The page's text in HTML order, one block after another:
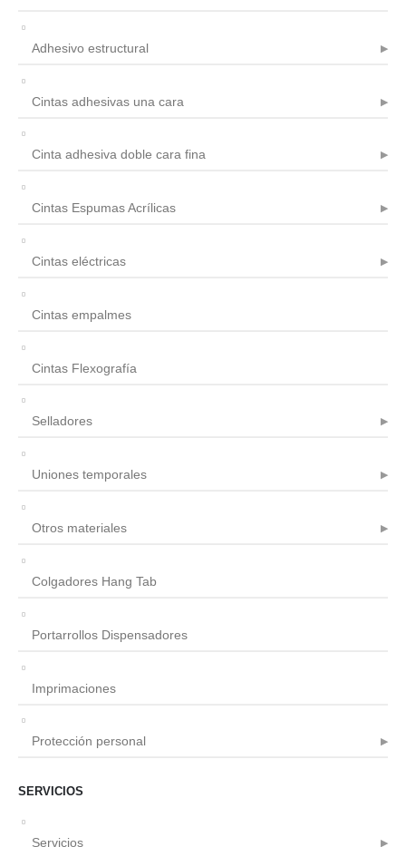
Adhesivo estructural
Cintas adhesivas una cara
Cinta adhesiva doble cara fina
Cintas Espumas Acrílicas
Cintas eléctricas
Cintas empalmes
Cintas Flexografía
Selladores
Uniones temporales
Otros materiales
Colgadores Hang Tab
Portarrollos Dispensadores
Imprimaciones
Protección personal
SERVICIOS
Servicios